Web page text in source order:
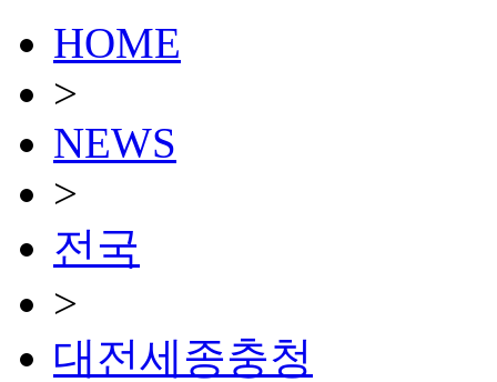
HOME
>
NEWS
>
전국
>
대전세종충청